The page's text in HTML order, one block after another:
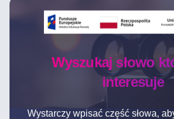
Wyszukaj słowo
interesuje
Wystarczy wpisać część słowa,